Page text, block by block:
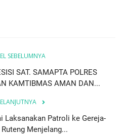
SEBELUMNYA
SAT. SAMAPTA POLRES
KAMTIBMAS AMAN DAN...
Laksanakan Patroli ke Gereja-
Menjelang...